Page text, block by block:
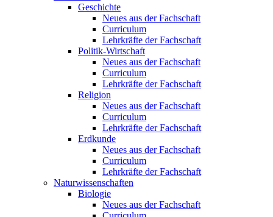
Geschichte
Neues aus der Fachschaft
Curriculum
Lehrkräfte der Fachschaft
Politik-Wirtschaft
Neues aus der Fachschaft
Curriculum
Lehrkräfte der Fachschaft
Religion
Neues aus der Fachschaft
Curriculum
Lehrkräfte der Fachschaft
Erdkunde
Neues aus der Fachschaft
Curriculum
Lehrkräfte der Fachschaft
Naturwissenschaften
Biologie
Neues aus der Fachschaft